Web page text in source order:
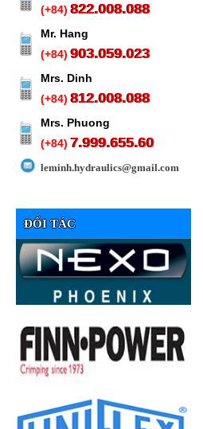
(+84)822.008.088
Mr. Hang
(+84)903.059.023
Mrs. Dinh
(+84)812.008.088
Mrs. Phuong
(+84)7.999.655.60
leminh.hydraulics@gmail.com
ĐỐI TÁC